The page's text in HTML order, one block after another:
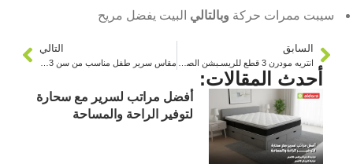
سيبت ممرات حركة وبالتالي البيت يفضل مريح
السابق التالي
أحدث المقالات:
أفضل مراتب لسرير مع سحارة
لتوفير الراحة والمساحة